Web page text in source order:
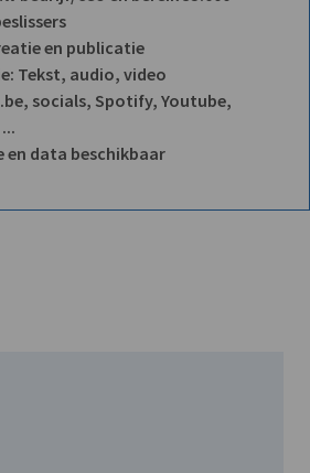
en publicatie
Tekst, audio, video
socials, Spotify, Youtube,
data beschikbaar